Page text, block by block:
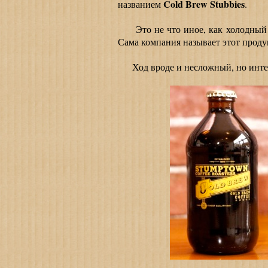
названиемCold Brew Stubbies.
Это не что иное, как холодный
Сама компания называет этот
Ход вроде и несложный, но